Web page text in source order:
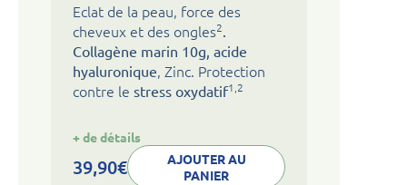
Eclat de la peau, force des
cheveux et des ongles2.
Collagène marin 10g, acide
hyaluronique, Zinc. Protection
contre le stress oxydatif1,2
+ de détails
noval collagen
beauté
39,90€
AJOUTER AU
PANIER